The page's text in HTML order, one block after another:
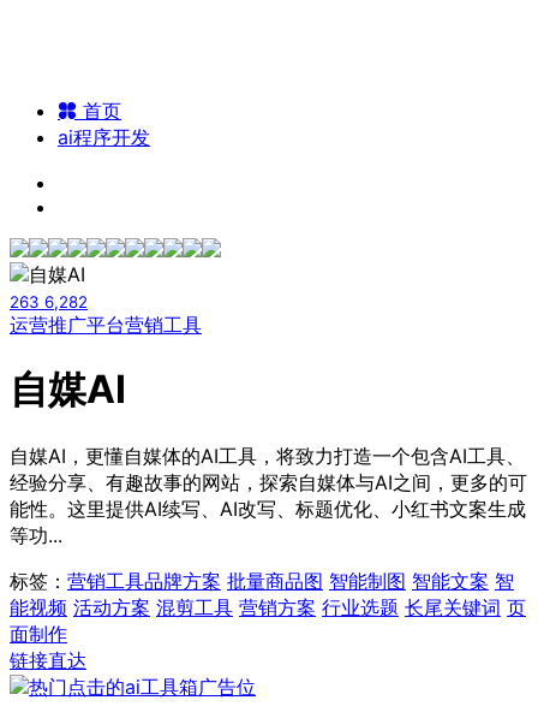
首页
ai程序开发
263 6,282
运营推广平台营销工具
自媒AI
自媒AI，更懂自媒体的AI工具，将致力打造一个包含AI工具、
经验分享、有趣故事的网站，探索自媒体与AI之间，更多的可
能性。这里提供AI续写、AI改写、标题优化、小红书文案生成
等功...
标签： 营销工具品牌方案 批量商品图 智能制图 智能文案 智
能视频 活动方案 混剪工具 营销方案 行业选题 长尾关键词 页
面制作
链接直达